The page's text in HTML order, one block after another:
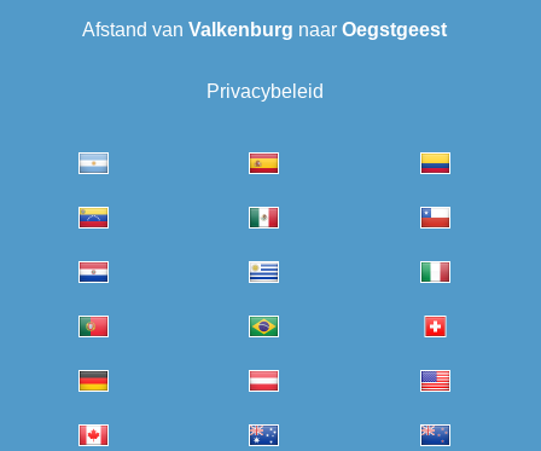
Afstand van Valkenburg naar Oegstgeest
Privacybeleid